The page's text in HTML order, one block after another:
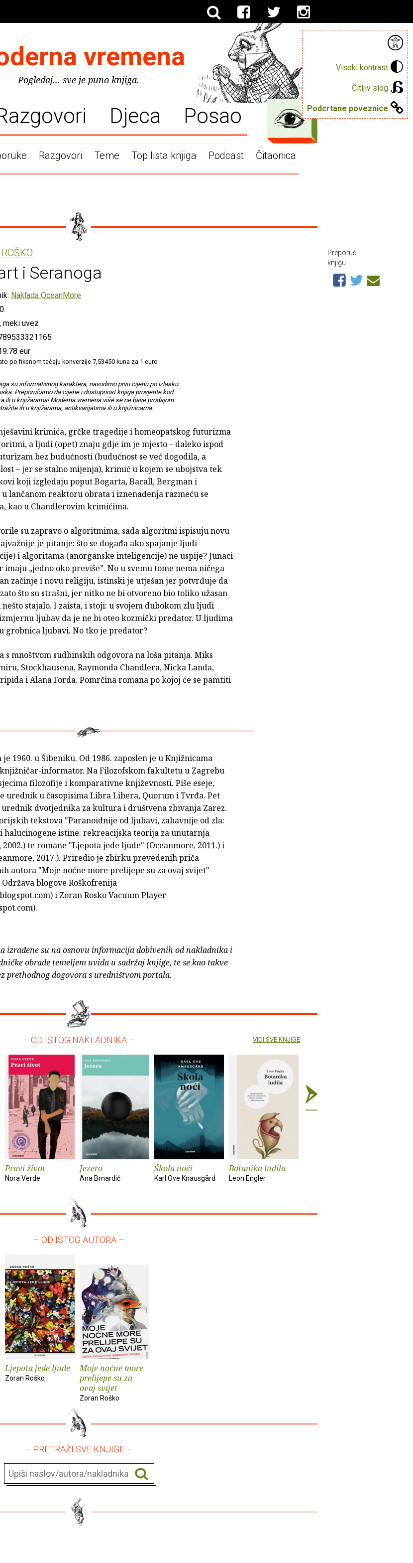
Visoki kontrast
Čitljiv slog
Podcrtane poveznice
vremena
Pogledaj... sve je puno knjiga.
Djeca Posao
Razgovori Teme Top lista knjiga Podcast Čitaonica
i Seranoga
Naklada OceanMore
meki uvez
eur
po fiksnom tečaju konverzije 7,53450 kuna za 1 euro
su informativnog karaktera, navodimo prvu cijenu po izlasku
Preporučamo da cijene i dostupnost knjiga provjerite kod
ili u knjižarama! Moderna vremena više se ne bave prodajom
ih u knjižarama, antikvarijatima ili u knjižnicama.
krimića, grčke tragedije i homeopatskog futurizma
a ljudi (opet) znaju gdje im je mjesto – daleko ispod
bez budućnosti (budućnost se već dogodila, a
– jer se stalno mijenja), krimić u kojem se ubojstva tek
koji izgledaju poput Bogarta, Bacall, Bergman i
lančanom reaktoru obrata i iznenađenja razmeću se
kao u Chandlerovim krimićima.
su zapravo o algoritmima, sada algoritmi ispisuju novu
je pitanje: što se događa ako spajanje ljudi
i algoritama (anorganske inteligencije) ne uspije? Junaci
„jedno oko previše”. No u svemu tome nema ničega
začinje i novu religiju, istinski je utješan jer potvrđuje da
što su strašni, jer nitko ne bi otvoreno bio toliko užasan
stajalo. I zaista, i stoji: u svojem dubokom zlu ljudi
ljubav da je ne bi oteo kozmički predator. U ljudima
grobnica ljubavi. No tko je predator?
s mnoštvom sudbinskih odgovora na loša pitanja. Miks
Stockhausena, Raymonda Chandlera, Nicka Landa,
i Alana Forda. Pomrčina romana po kojoj će se pamtiti
je 1960. u Šibeniku. Od 1986. zaposlen je u Knjižnicama
informator. Na Filozofskom fakultetu u Zagrebu
filozofije i komparativne književnosti. Piše eseje,
urednik u časopisima Libra Libera, Quorum i Tvrđa. Pet
dvotjednika za kultura i društvena zbivanja Zarez.
tekstova "Paranoidnije od ljubavi, zabavnije od zla:
halucinogene istine: rekreacijska teorija za unutarnja
te romane "Ljepota jede ljude" (Oceanmore, 2011.) i
2017.). Priredio je zbirku prevedenih priča
autora "Moje noćne more prelijepe su za ovaj svijet"
Održava blogove Roškofrenija
i Zoran Rosko Vacuum Player
izrađene su na osnovu informacija dobivenih od nakladnika i
obrade temeljem uvida u sadržaj knjige, te se kao takve
prethodnog dogovora s uredništvom portala.
Preporuči
knjigu
– OD ISTOG NAKLADNIKA –
Pravi život
Nora Verde
Jezero
Ana Brnardić
Škola noći
Karl Ove Knausgård
Botanika ludila
Leon Engler
VIDI SVE KNJIGE
– OD ISTOG AUTORA –
Ljepota jede ljude
Zoran Roško
Moje noćne more
prelijepe su za
ovaj svijet
Zoran Roško
– PRETRAŽI SVE KNJIGE –